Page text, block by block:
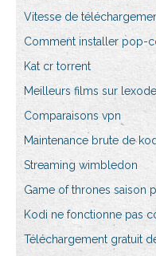
Vitesse de
Comment installer pop-
Kat cr torrent
Meilleurs films sur
Comparaisons vpn
Maintenance brute de
Streaming wimbledon
Game of thrones saison
Kodi ne fonctionne pas
Téléchargement gratuit